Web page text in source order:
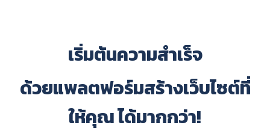
เริ่มต้นความสำเร็จ
ด้วยแพลตฟอร์มสร้างเว็บไซต์ที่
ให้คุณ ได้มากกว่า!